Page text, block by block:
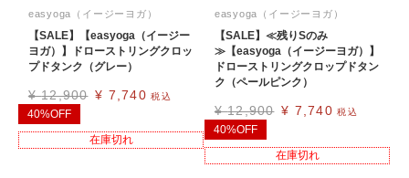
easyoga（イージーヨガ）
【SALE】【easyoga（イージー
ヨガ）】ドローストリングクロッ
プドタンク（グレー）
¥ 12,900 ¥ 7,740 税込
40%OFF
在庫切れ
easyoga（イージーヨガ）
【SALE】≪残りSのみ
≫【easyoga（イージーヨガ）】
ドローストリングクロップドタン
ク（ペールピンク）
¥ 12,900 ¥ 7,740 税込
40%OFF
在庫切れ